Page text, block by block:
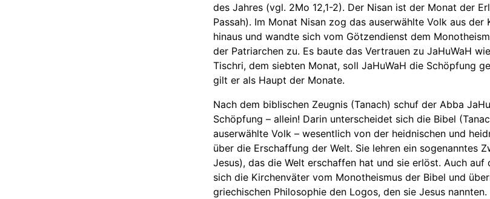
des Jahres (vgl. 2Mo 12,1-2). Der Nisan ist der Monat der
Passah). Im Monat Nisan zog das auserwählte Volk aus
hinaus und wandte sich vom Götzendienst dem
der Patriarchen zu. Es baute das Vertrauen zu JaHuWaH
Tischri, dem siebten Monat, soll JaHuWaH die Schöpfung
gilt er als Haupt der Monate.
Nach dem biblischen Zeugnis (Tanach) schuf der Abba
Schöpfung – allein! Darin unterscheidet sich die Bibel
auserwählte Volk – wesentlich von der heidnischen und
über die Erschaffung der Welt. Sie lehren ein sogenanntes
Jesus), das die Welt erschaffen hat und sie erlöst. Auch auf
sich die Kirchenväter vom Monotheismus der Bibel und
griechischen Philosophie den Logos, den sie Jesus